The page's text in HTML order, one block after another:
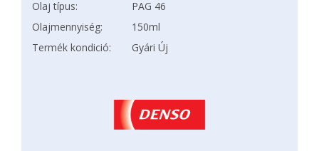
Olaj típus:
PAG 46
Olajmennyiség:
150ml
Termék kondició:
Gyári Új